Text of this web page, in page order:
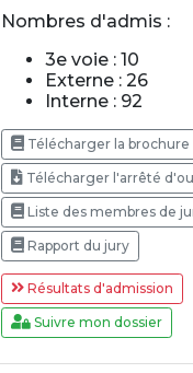
Nombres d'admis :
3e voie : 10
Externe : 26
Interne : 92
Télécharger la brochure
Télécharger l'arrêté
Liste des membres de
Rapport du jury
Résultats d'admission
Suivre mon dossier